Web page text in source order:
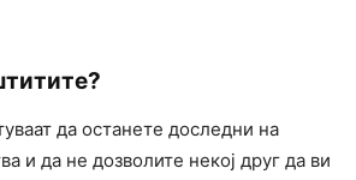
да останете доследни на
и да не дозволите некој друг да ви